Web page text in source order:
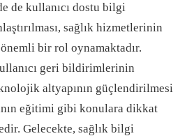
de kullanıcı dostu bilgi
sağlık hizmetlerinin
bir rol oynamaktadır.
geri bildirimlerinin
altyapının güçlendirilmesi
eğitimi gibi konulara dikkat
Gelecekte, sağlık bilgi